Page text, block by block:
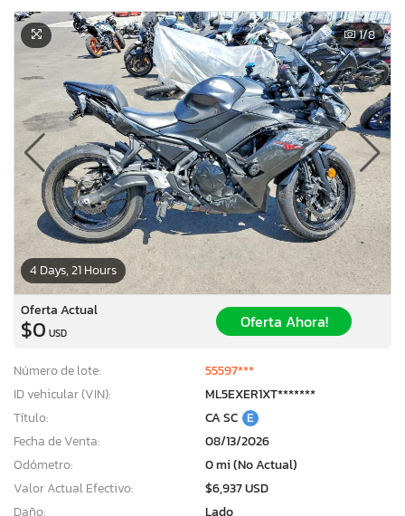
4 Days, 21 Hours
1/8
Oferta Actual
$0 USD
Oferta Ahora!
Número de lote:
55597***
ID vehicular (VIN):
ML5EXER1XT*******
Título:
CA SC E
Fecha de Venta:
08/13/2026
Odómetro:
0 mi (No Actual)
Valor Actual Efectivo:
$6,937 USD
Daño:
Lado